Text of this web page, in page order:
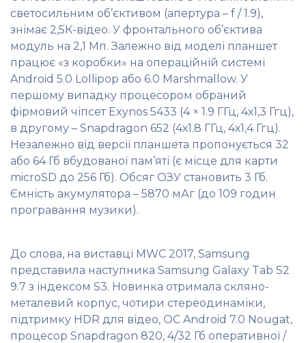
светосильним об’єктивом (апертура – f / 1.9),
знімає 2,5К-відео. У фронтального об’єктива
модуль на 2,1 Мп. Залежно від моделі планшет
працює «з коробки» на операційній системі
Android 5.0 Lollipop або 6.0 Marshmallow. У
першому випадку процесором обраний
фірмовий чіпсет Exynos 5433 (4 × 1.9 ГГц, 4х1,3 Ггц),
в другому – Snapdragon 652 (4х1.8 ГГц, 4х1,4 Ггц).
Незалежно від версії планшета пропонується 32
або 64 Гб вбудованої пам’яті (є місце для карти
microSD до 256 Гб). Обсяг ОЗУ становить 3 Гб.
Ємність акумулятора – 5870 мАг (до 109 годин
програвання музики).
До слова, на виставці MWC 2017, Samsung
представила наступника Samsung Galaxy Tab S2
9.7 з індексом S3. Новинка отримала скляно-
металевий корпус, чотири стереодинаміки,
підтримку HDR для відео, ОС Android 7.0 Nougat,
процесор Snapdragon 820, 4/32 Гб оперативної /